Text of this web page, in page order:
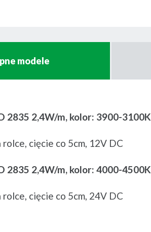
modele
2835 2,4W/m, kolor: 3900-3100K
rolce, cięcie co 5cm, 12V DC
2835 2,4W/m, kolor: 4000-4500K
rolce, cięcie co 5cm, 24V DC